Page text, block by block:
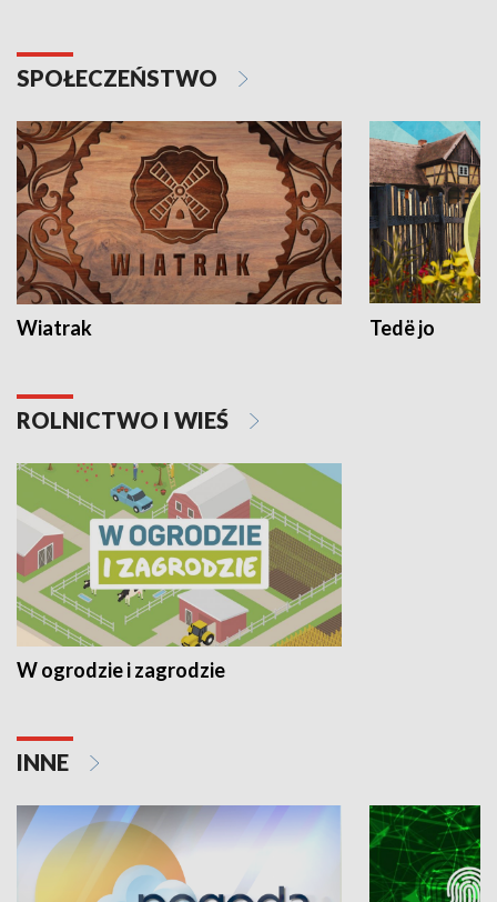
SPOŁECZEŃSTWO
Wiatrak Tedë jo
ROLNICTWO I WIEŚ
W ogrodzie i zagrodzie
INNE